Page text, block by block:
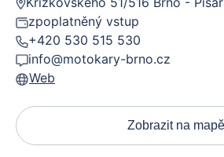
zpoplatněný vstup
+420 530 515 530
info@motokary-brno.cz
Web
Zobrazit na mapě